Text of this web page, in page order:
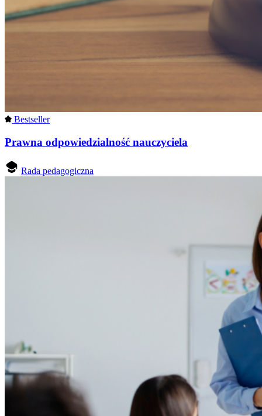
Bestseller
Prawna odpowiedzialność nauczyciela
Rada pedagogiczna